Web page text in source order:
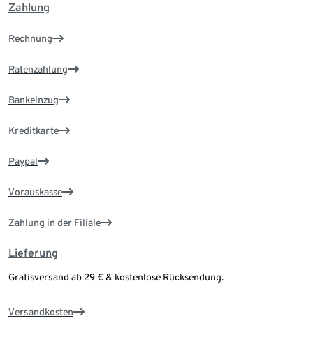
Zahlung
Rechnung
Ratenzahlung
Bankeinzug
Kreditkarte
Paypal
Vorauskasse
Zahlung in der Filiale
Lieferung
Gratisversand ab 29 € & kostenlose Rücksendung.
Versandkosten